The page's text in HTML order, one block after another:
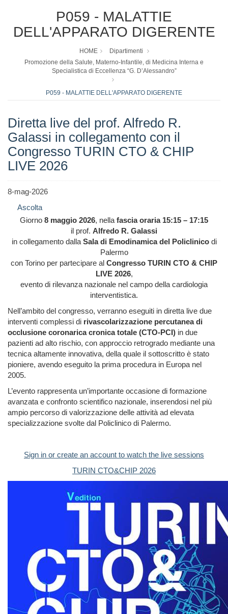
P059 - MALATTIE
DELL'APPARATO DIGERENTE
HOME
Dipartimenti
Promozione della Salute, Materno-Infantile, di Medicina Interna e
Specialistica di Eccellenza “G. D’Alessandro”
P059 - MALATTIE DELL'APPARATO DIGERENTE
Diretta live del prof. Alfredo R.
Galassi in collegamento con il
Congresso TURIN CTO & CHIP
LIVE 2026
8-mag-2026
Ascolta
Giorno 8 maggio 2026, nellafascia oraria 15:15 – 17:15
il prof. Alfredo R. Galassi
in collegamento dallaSala di Emodinamica del Policlinicodi
Palermo
con Torino per partecipare al Congresso TURIN CTO & CHIP
LIVE 2026,
evento di rilevanza nazionale nel campo della cardiologia
interventistica.
Nell’ambito del congresso, verranno eseguiti in diretta live due
interventi complessi di rivascolarizzazione percutanea di
occlusione coronarica cronica totale (CTO-PCI) in due
pazienti ad alto rischio, con approccio retrogrado mediante una
tecnica altamente innovativa, della quale il sottoscritto è stato
pioniere, avendo eseguito la prima procedura in Europa nel
2005.
L’evento rappresenta un’importante occasione di formazione
avanzata e confronto scientifico nazionale, inserendosi nel più
ampio percorso di valorizzazione delle attività ad elevata
specializzazione svolte dal Policlinico di Palermo.
Sign in or create an account to watch the live sessions
TURIN CTO&CHIP 2026